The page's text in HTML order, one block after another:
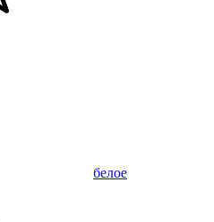
белое